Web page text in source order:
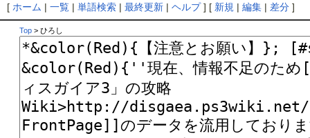
[ ホーム | 一覧| 単語検索| 最終更新| ヘルプ] [ 新規 | 編集| 差分]
Top > ひろし